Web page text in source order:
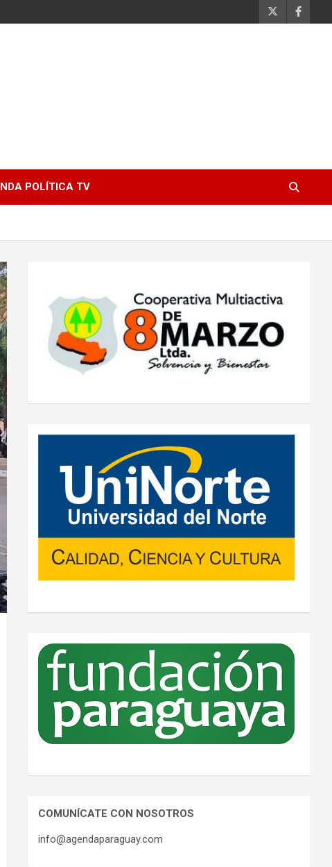
POLÍTICA TV
COMUNÍCATE CON NOSOTROS
info@agendaparaguay.com